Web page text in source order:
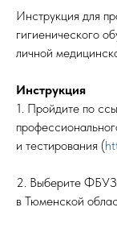
Инструкция для
гигиенического
личной
Инструкция
1. Пройдите по
и тестирования (
2. Выберите ФБУЗ
в Тюменской